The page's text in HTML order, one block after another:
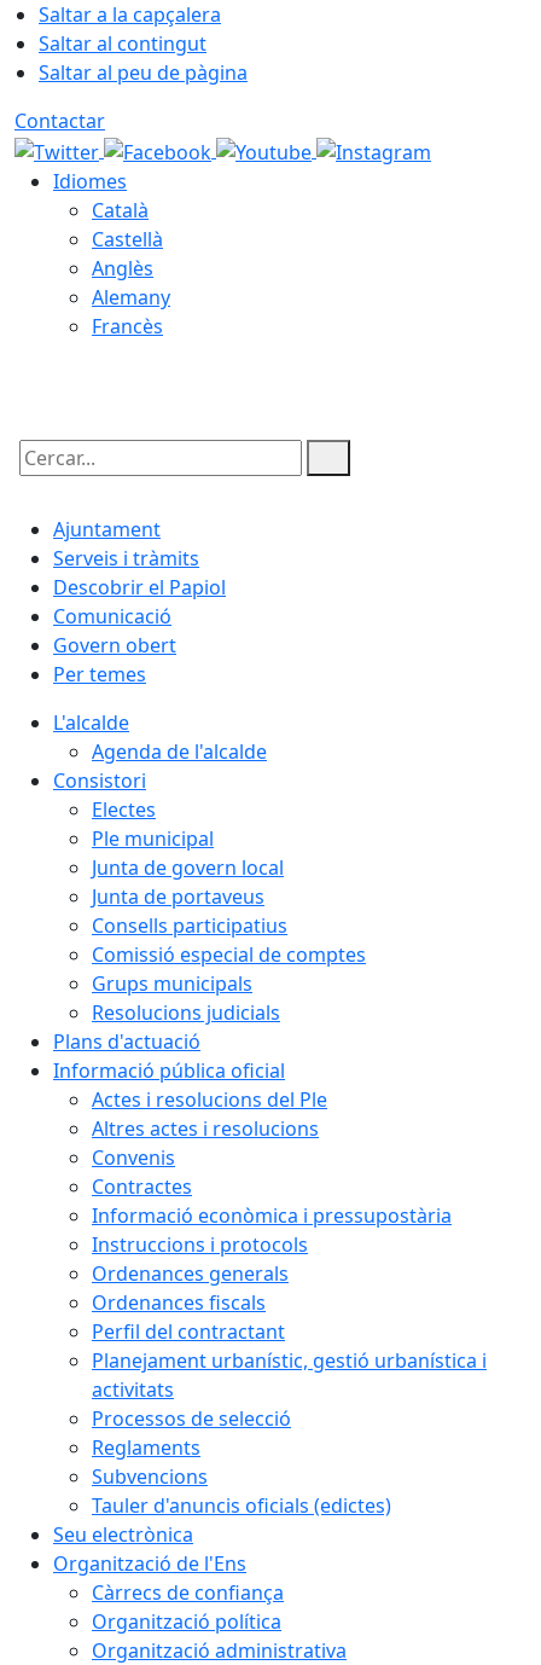
Saltar a la capçalera
Saltar al contingut
Saltar al peu de pàgina
Contactar
Idiomes
Català
Castellà
Anglès
Alemany
Francès
Cercar:
Ajuntament
Serveis i tràmits
Descobrir el Papiol
Comunicació
Govern obert
Per temes
L'alcalde
Agenda de l'alcalde
Consistori
Electes
Ple municipal
Junta de govern local
Junta de portaveus
Consells participatius
Comissió especial de comptes
Grups municipals
Resolucions judicials
Plans d'actuació
Informació pública oficial
Actes i resolucions del Ple
Altres actes i resolucions
Convenis
Contractes
Informació econòmica i pressupostària
Instruccions i protocols
Ordenances generals
Ordenances fiscals
Perfil del contractant
Planejament urbanístic, gestió urbanística i
activitats
Processos de selecció
Reglaments
Subvencions
Tauler d'anuncis oficials (edictes)
Seu electrònica
Organització de l'Ens
Càrrecs de confiança
Organització política
Organització administrativa